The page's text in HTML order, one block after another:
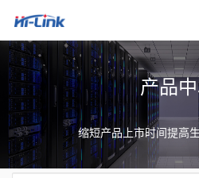
产品
缩短产品上市时间提高